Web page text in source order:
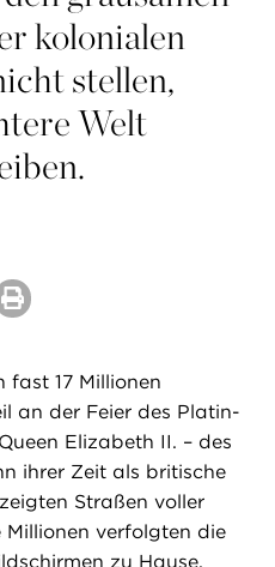
kolonialen
stellen,
Welt
fast 17 Millionen
an der Feier des Platin-
Elizabeth II. – des
ihrer Zeit als britische
Straßen voller
verfolgten die
zu Hause.